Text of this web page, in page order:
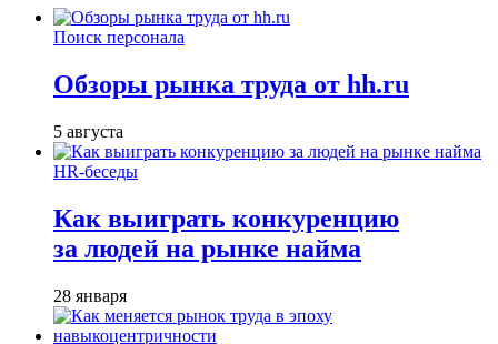
Поиск персонала
Обзоры рынка труда от hh.ru
5 августа
HR-беседы
Как выиграть конкуренцию
за людей на рынке найма
28 января